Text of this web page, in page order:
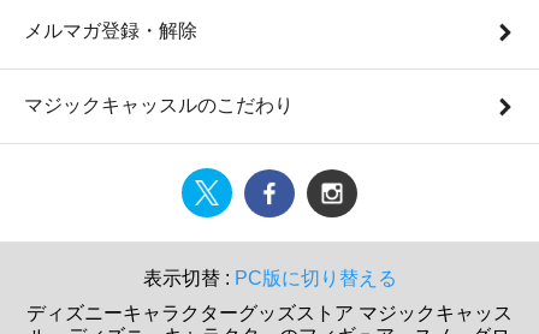
メルマガ登録・解除
マジックキャッスルのこだわり
表示切替 : PC版に切り替える
ディズニーキャラクターグッズストア マジックキャッス